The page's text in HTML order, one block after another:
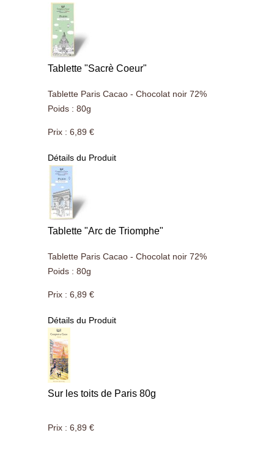
Tablette "Sacrè Coeur"
Tablette Paris Cacao - Chocolat noir 72%
Poids : 80g
Prix : 6,89 €
Détails du Produit
Tablette "Arc de Triomphe"
Tablette Paris Cacao - Chocolat noir 72%
Poids : 80g
Prix : 6,89 €
Détails du Produit
Sur les toits de Paris 80g
Prix : 6,89 €